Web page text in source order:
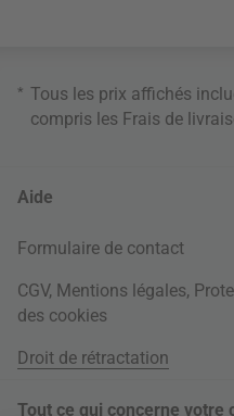
* Tous les prix affichés
compris les Frais de
Aide
Formulaire de contact
CGV, Mentions légales,
des cookies
Droit de rétractation
Tout ce qui concerne votre